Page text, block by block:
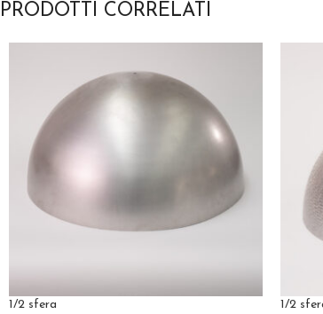
PRODOTTI CORRELATI
1/2 sfera 1/2